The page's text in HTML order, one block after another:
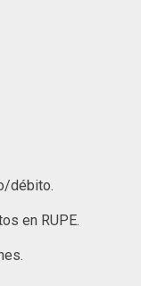
débito.
en RUPE.